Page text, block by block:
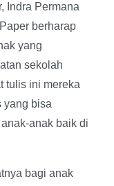
Indra Permana
berharap
yang
sekolah
tulis ini mereka
yang bisa
anak baik di
bagi anak